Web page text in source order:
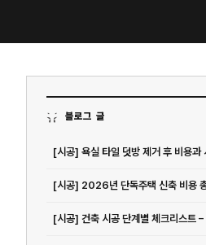
블로그 글
[시공] 욕실 타일 덧방 제거 후 비용과
[시공] 2026년 단독주택 신축 비용
[시공] 건축 시공 단계별 체크리스트